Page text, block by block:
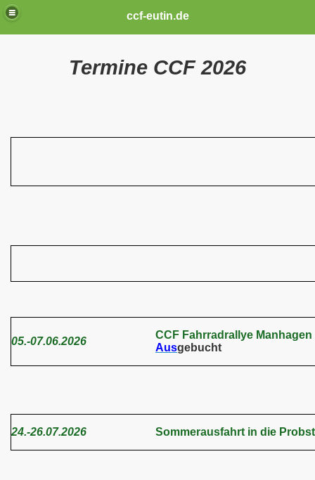
ccf-eutin.de
Termine CCF 2026
05.-07.06.2026
CCF Fahrradrallye Manhagen
Ausgebucht
24.-26.07.2026 Sommerausfahrt in die